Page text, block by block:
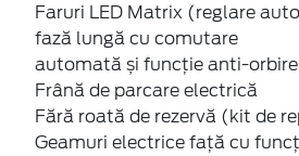
Faruri LED Matrix (reglare
fază lungă cu comutare
automată și funcție anti-
Frână de parcare electrică
Fără roată de rezervă (kit de
Geamuri electrice față cu